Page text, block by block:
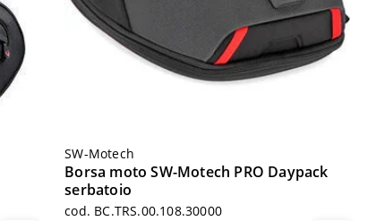
SW-Motech
Borsa moto SW-Motech PRO Daypack
serbatoio
cod. BC.TRS.00.108.30000